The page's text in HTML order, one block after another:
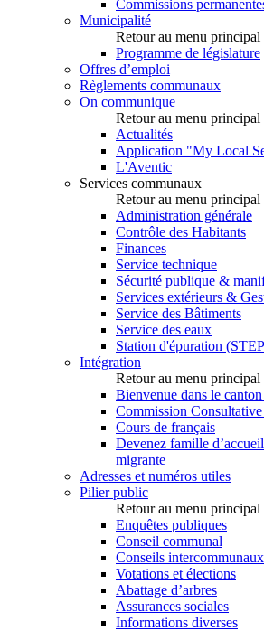
Commissions
Municipalité
Retour au menu principal
Programme de législature
Offres d’emploi
Règlements communaux
On communique
Retour au menu principal
Actualités
Application "My Local
L'Aventic
Services communaux
Retour au menu principal
Administration générale
Contrôle des Habitants
Finances
Service technique
Sécurité publique &
Services extérieurs &
Service des Bâtiments
Service des eaux
Station d'épuration
Intégration
Retour au menu principal
Bienvenue dans le
Commission
Cours de français
Devenez famille
migrante
Adresses et numéros utiles
Pilier public
Retour au menu principal
Enquêtes publiques
Conseil communal
Conseils intercommunaux
Votations et élections
Abattage d’arbres
Assurances sociales
Informations diverses